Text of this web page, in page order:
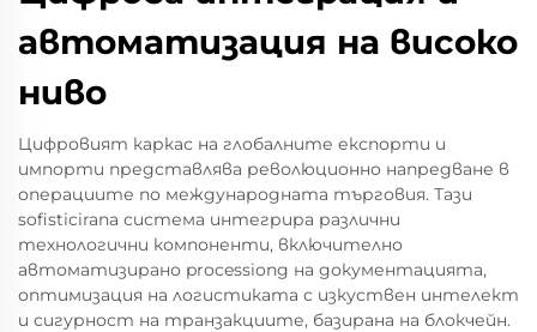
автоматизация на високо
ниво
Цифровият каркас на глобалните експорти и
импорти представлява революционно напредване в
операциите по международната търговия. Тази
sofisticirana система интегрира различни
технологични компоненти, включително
автоматизирано processiong на документацията,
оптимизация на логистиката с изкуствен интелект
и сигурност на транзакциите, базирана на блокчейн.